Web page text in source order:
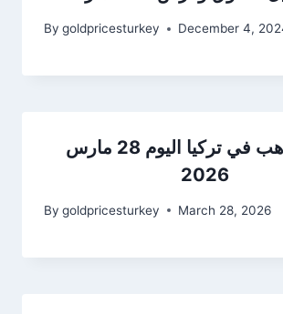
By goldpricesturkey December 4,
سعر الذهب في تركيا اليوم 28 مارس
2026
By goldpricesturkey March 28, 2026